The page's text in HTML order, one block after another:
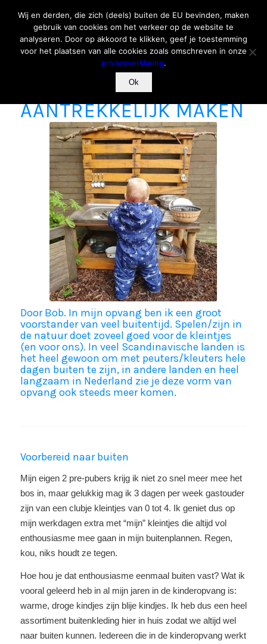
BUITENSPEL
AANTREKKELIJK MAKEN
Door Bob. In mijn opvang ben ik een groot
voorstander van veel buitentijd. Spelen/zijn in
de natuur doet zoveel goed voor de kleintjes
(en voor ons). In veel Scandinavische landen is
het heel gewoon om met peuters/kleuters hele
dagen buiten te zijn, in andere landen en heel
langzaam in Nederland zie je deze vorm van
opvang ook steeds meer komen.
Voorbereid naar buiten
Mijn eigen 2 pre-pubers krijg ik niet zo snel meer mee het
bos in, maar gelukkig mag ik 3 dagen per week gastouder
zijn van een clubje kleintjes van 0 tot 4. Ik geniet dus op
mijn werkdagen extra met “mijn” kleintjes die altijd vol
enthousiasme mee gaan in mijn buitenplannen. Regen,
kou, niks houdt ze tegen.
Hoe hou je dat enthousiasme eenmaal buiten vast? Wat ik
vooral geleerd heb in al mijn jaren in de kinderopvang is:
warme, droge kindjes zijn blije kindjes. Ik heb dus een heel
assortiment buitenkleding hier in huis zodat we altijd wel
naar buiten kunnen. Iedereen die in de kinderopvang werkt
Wij en derden, die zich (deels) buiten de EU bevinden, maken
gebruik van cookies om het verkeer op de website te
analyseren. Door op akkoord te klikken, geef je toestemming
voor het plaatsen van alle cookies zoals omschreven in onze
privacyverklaring.
Ok